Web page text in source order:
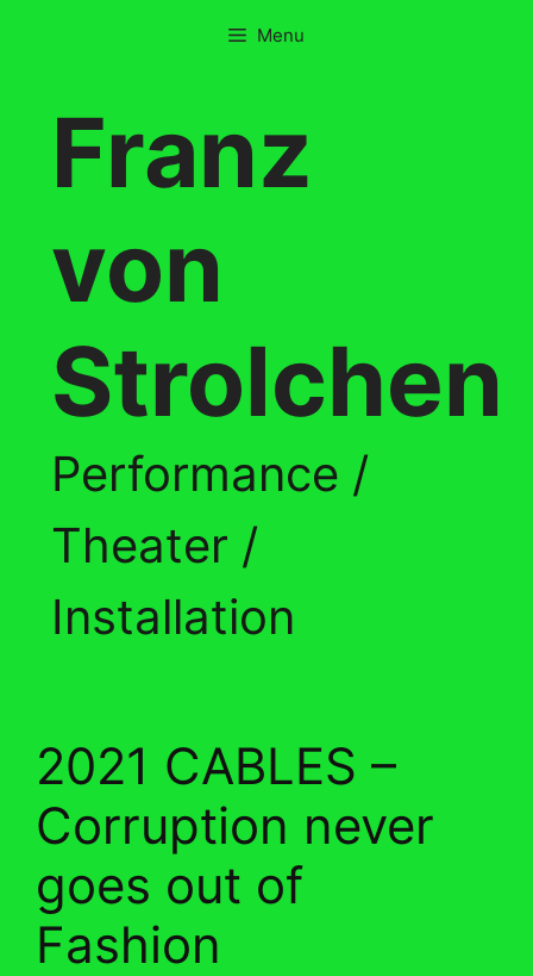
Menu
Franz
von
Strolchen
Performance /
Theater /
Installation
2021 CABLES –
Corruption never
goes out of
Fashion